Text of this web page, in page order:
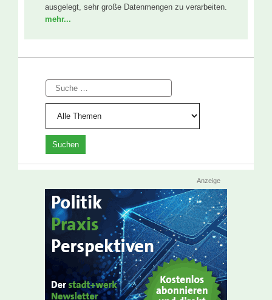
ausgelegt, sehr große Datenmengen zu verarbeiten.
mehr...
Suche
Anzeige